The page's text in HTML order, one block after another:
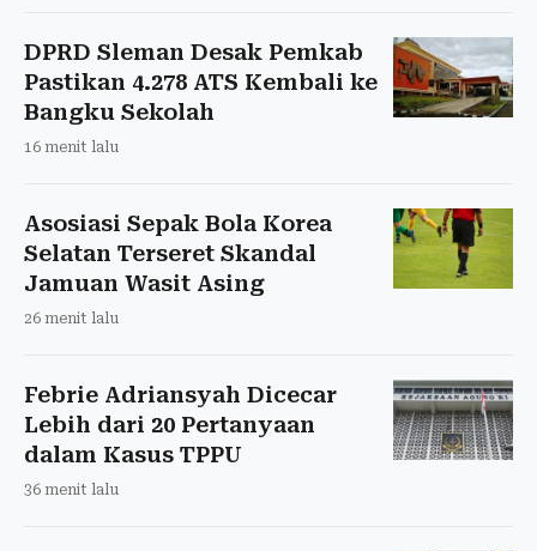
DPRD Sleman Desak Pemkab
Pastikan 4.278 ATS Kembali ke
Bangku Sekolah
16 menit lalu
Asosiasi Sepak Bola Korea
Selatan Terseret Skandal
Jamuan Wasit Asing
26 menit lalu
Febrie Adriansyah Dicecar
Lebih dari 20 Pertanyaan
dalam Kasus TPPU
36 menit lalu